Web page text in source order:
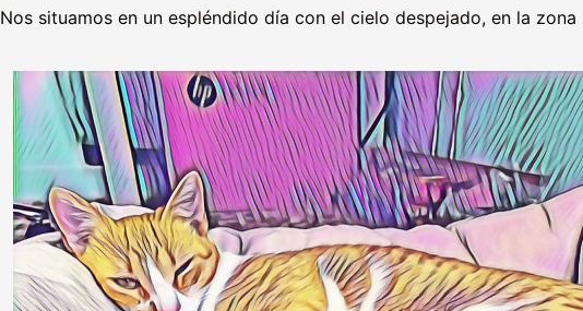
Nos situamos en un espléndido día con el cielo despejado, en la